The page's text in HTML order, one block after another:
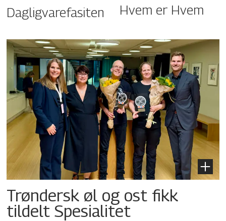
Dagligvarefasiten Hvem er Hvem
Trøndersk øl og ost fikk
tildelt Spesialitet